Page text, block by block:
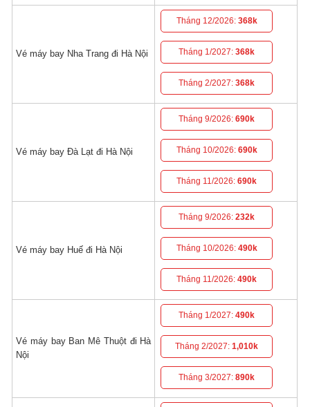
Vé máy bay Nha Trang đi Hà Nội
Tháng 12/2026: 368k
Tháng 1/2027:368k
Tháng 2/2027:368k
Vé máy bay Đà Lạt đi Hà Nội
Tháng 9/2026:690k
Tháng 10/2026: 690k
Tháng 11/2026:690k
Vé máy bay Huế đi Hà Nội
Tháng 9/2026:232k
Tháng 10/2026: 490k
Tháng 11/2026:490k
Vé máy bay Ban Mê Thuột đi Hà
Nội
Tháng 1/2027:490k
Tháng 2/2027:1,010k
Tháng 3/2027:890k